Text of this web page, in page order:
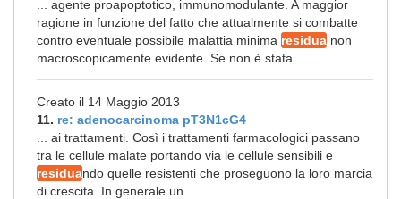
... agente proapoptotico, immunomodulante. A maggior
ragione in funzione del fatto che attualmente si combatte
contro eventuale possibile malattia minima residua non
macroscopicamente evidente. Se non è stata ...
Creato il 14 Maggio 2013
11. re: adenocarcinoma pT3N1cG4
... ai trattamenti. Così i trattamenti farmacologici passano
tra le cellule malate portando via le cellule sensibili e
residuando quelle resistenti che proseguono la loro marcia
di crescita. In generale un ...